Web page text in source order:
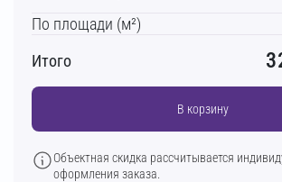
По площади (м²)
Итого
В корзину
Объектная скидка рассчитывается
оформления заказа.